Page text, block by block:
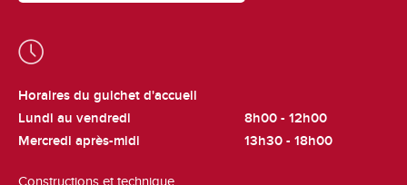
Horaires du guichet d'accueil
Lundi au vendredi
8h00 - 12h00
Mercredi après-midi
13h30 - 18h00
Constructions et technique